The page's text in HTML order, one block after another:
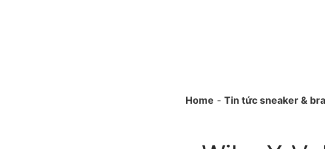
Home - Tin tức sneaker &